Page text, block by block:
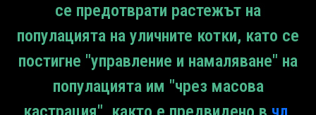
се предотврати растежът на
популацията на уличните котки, като се
постигне "управление и намаляване" на
популацията им "чрез масова